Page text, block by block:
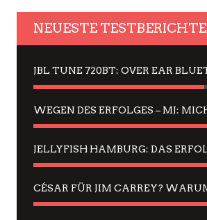
NEUESTE TESTBERICHTE